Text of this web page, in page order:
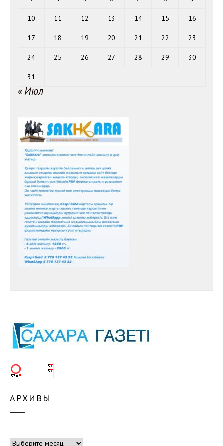
10 11 12 13 14 15 16
17 18 19 20 21 22 23
24 25 26 27 28 29 30
31
« Июл
АРХИВЫ
Архивы